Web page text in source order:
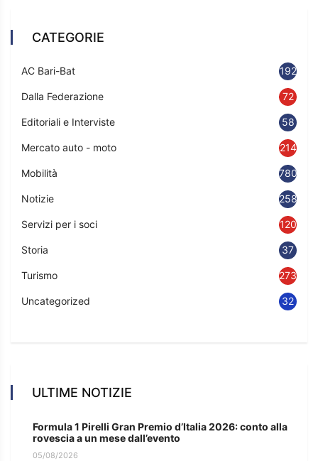
CATEGORIE
AC Bari-Bat 192
Dalla Federazione 72
Editoriali e Interviste 58
Mercato auto - moto 214
Mobilità 780
Notizie 2583
Servizi per i soci 120
Storia 37
Turismo 273
Uncategorized 32
ULTIME NOTIZIE
Formula 1 Pirelli Gran Premio d’Italia 2026: conto alla
rovescia a un mese dall’evento
05/08/2026